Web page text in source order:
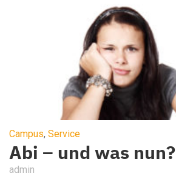
Campus, Service
Abi – und was nun?
admin